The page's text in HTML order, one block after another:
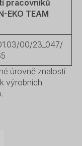
pracovníků
EKO TEAM
00/23_047/
úrovně znalostí
výrobních